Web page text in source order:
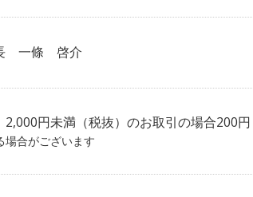
一條 啓介
円未満（税抜）のお取引の場合200円
合がございます